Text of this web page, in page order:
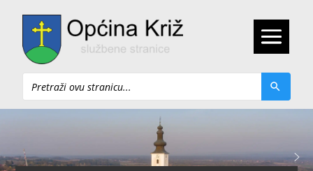
Pretraži